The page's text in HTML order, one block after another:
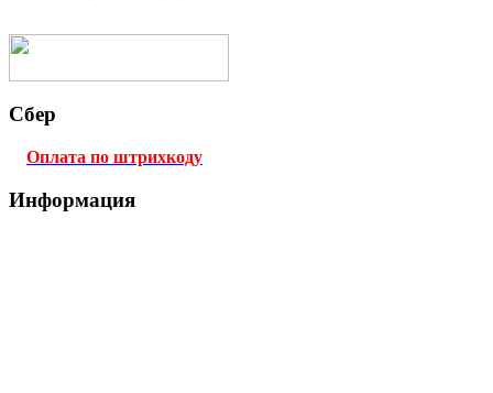
Сбер
Оплата по штрихкоду
Информация